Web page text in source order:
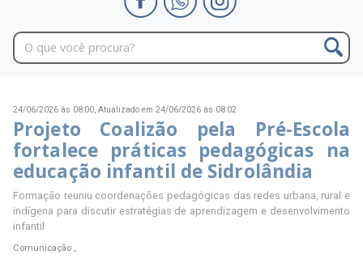
24/06/2026 às 08:00, Atualizado em 24/06/2026 às 08:02
Projeto Coalizão pela Pré-Escola
fortalece práticas pedagógicas na
educação infantil de Sidrolândia
Formação reuniu coordenações pedagógicas das redes urbana, rural e
indígena para discutir estratégias de aprendizagem e desenvolvimento
infantil
Comunicação ,